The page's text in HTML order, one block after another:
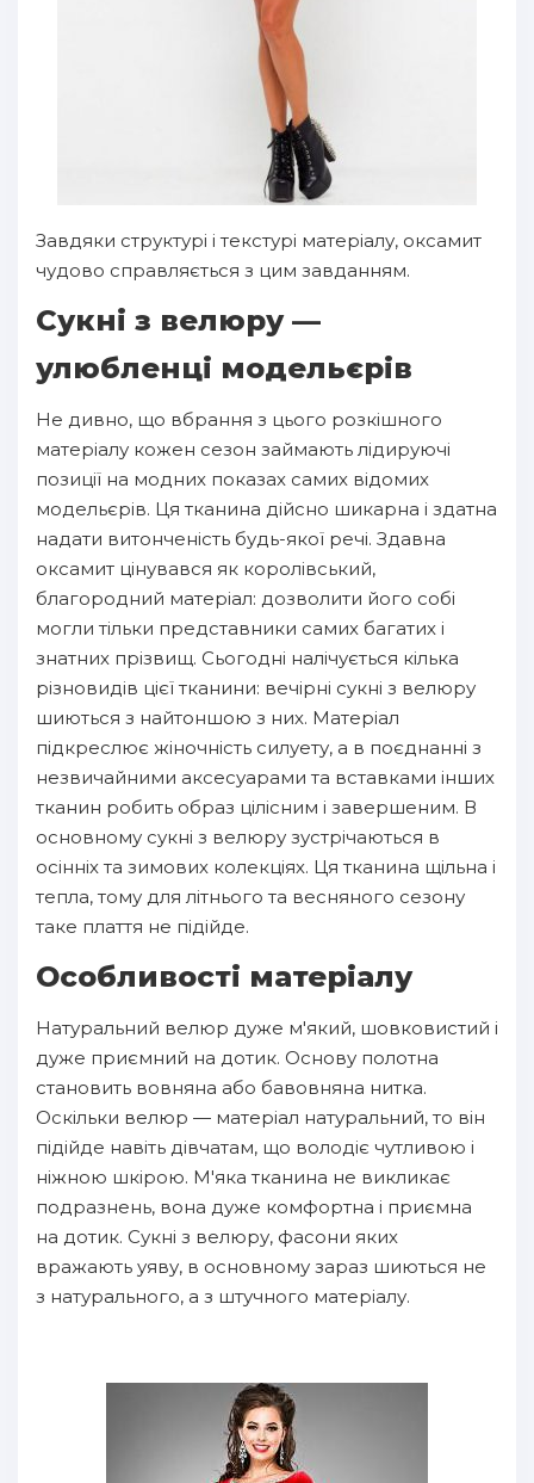
Завдяки структурі і текстурі матеріалу, оксамит
чудово справляється з цим завданням.
Сукні з велюру —
улюбленці модельєрів
Не дивно, що вбрання з цього розкішного
матеріалу кожен сезон займають лідируючі
позиції на модних показах самих відомих
модельєрів. Ця тканина дійсно шикарна і здатна
надати витонченість будь-якої речі. Здавна
оксамит цінувався як королівський,
благородний матеріал: дозволити його собі
могли тільки представники самих багатих і
знатних прізвищ. Сьогодні налічується кілька
різновидів цієї тканини: вечірні сукні з велюру
шиються з найтоншою з них. Матеріал
підкреслює жіночність силуету, а в поєднанні з
незвичайними аксесуарами та вставками інших
тканин робить образ цілісним і завершеним. В
основному сукні з велюру зустрічаються в
осінніх та зимових колекціях. Ця тканина щільна і
тепла, тому для літнього та весняного сезону
таке плаття не підійде.
Особливості матеріалу
Натуральний велюр дуже м'який, шовковистий і
дуже приємний на дотик. Основу полотна
становить вовняна або бавовняна нитка.
Оскільки велюр — матеріал натуральний, то він
підійде навіть дівчатам, що володіє чутливою і
ніжною шкірою. М'яка тканина не викликає
подразнень, вона дуже комфортна і приємна
на дотик. Сукні з велюру, фасони яких
вражають уяву, в основному зараз шиються не
з натурального, а з штучного матеріалу.